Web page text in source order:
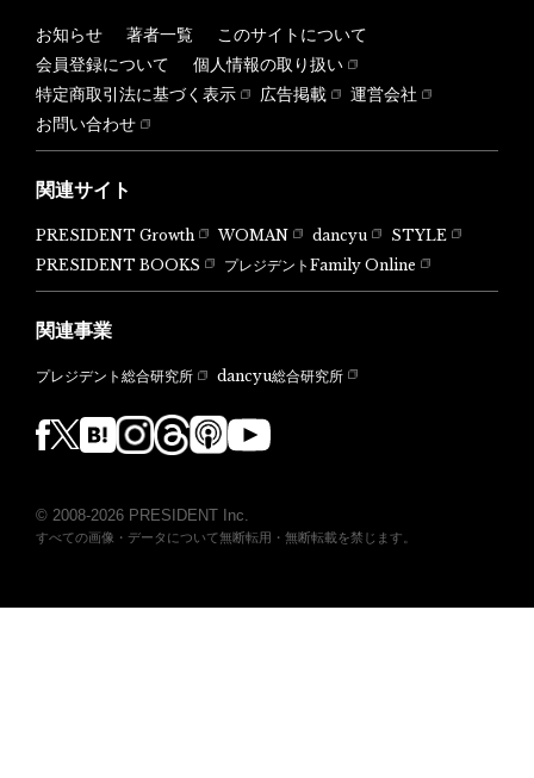
お知らせ 著者一覧
このサイトについて
会員登録について
個人情報の取り扱い
特定商取引法に基づく表示
広告掲載
運営会社
お問い合わせ
関連サイト
PRESIDENT Growth WOMAN dancyu
STYLE
PRESIDENT BOOKS
プレジデントFamily Online
関連事業
プレジデント総合研究所 dancyu総合研究所
© 2008-2026 PRESIDENT Inc.
すべての画像・データについて無断転用・無断転載を禁じます。